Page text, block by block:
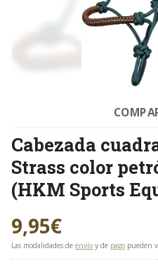
Cabezada
Strass color
(HKM Sports
9,95€
Las modalidades de envío y de pago pueden